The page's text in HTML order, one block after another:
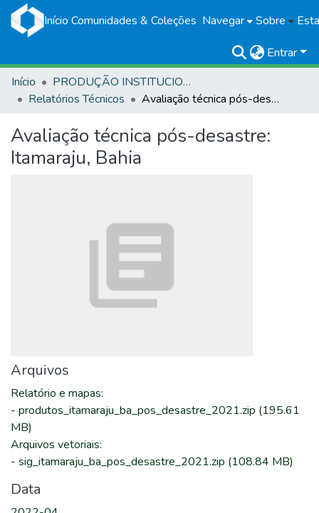
Início Comunidades & Coleções Navegar Sobre
Entrar
Início
PRODUÇÃO INSTITUCIONAL
Relatórios Técnicos
Avaliação técnica pós-desastre: Itamaraju, Bahia
Avaliação técnica pós-desastre:
Itamaraju, Bahia
Arquivos
Relatório e mapas:
- produtos_itamaraju_ba_pos_desastre_2021.zip (195.61
MB)
Arquivos vetoriais:
- sig_itamaraju_ba_pos_desastre_2021.zip (108.84 MB)
Data